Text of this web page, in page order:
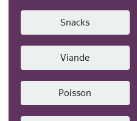
Snacks
Viande
Poisson